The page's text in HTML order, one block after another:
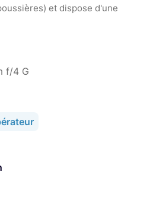
et dispose d'une
une formulation
à 9 lamelles.
f/4 G